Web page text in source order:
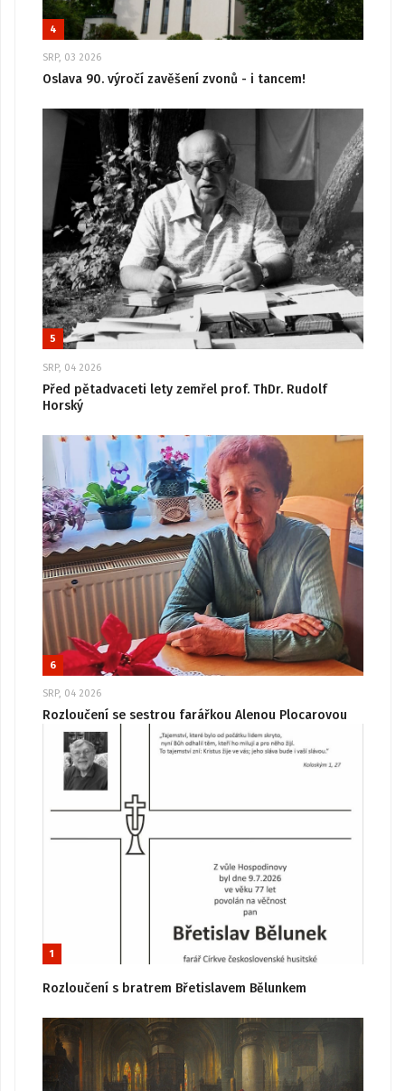
4
SRP, 03 2026
Oslava 90. výročí zavěšení zvonů - i tancem!
5
SRP, 04 2026
Před pětadvaceti lety zemřel prof. ThDr. Rudolf
Horský
6
SRP, 04 2026
Rozloučení se sestrou farářkou Alenou Plocarovou
1
Rozloučení s bratrem Břetislavem Bělunkem